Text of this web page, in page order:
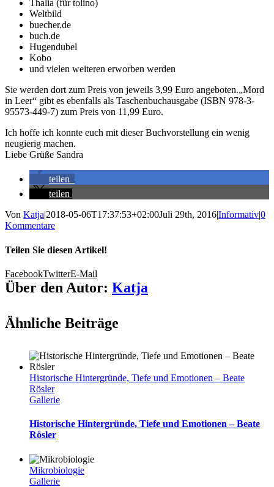
Thalia (für tolino)
Weltbild
buecher.de
buch.de
Hugendubel
Kobo
und vielen weiteren erworben werden
Sie werden dort zum Preis von jeweils 3,99 Euro angeboten.„Mord
in Leer“ gibt es ebenfalls als Taschenbuchausgabe (ISBN 978-3-
95573-449-7) zum Preis von 11,99 Euro.
Ich hoffe ich konnte euch mit dieser Buchvorstellung ein wenig
neugierig machen.
Liebe Grüße Sandra
teilen
teilen
Von Katja|2018-05-06T17:37:53+02:00Juli 29th, 2016|Informativ|0
Kommentare
Teilen Sie diesen Artikel!
FacebookTwitterE-Mail
Über den Autor: Katja
Ähnliche Beiträge
Historische Hintergründe, Tiefe und Emotionen – Beate
Rösler
Gallerie
Historische Hintergründe, Tiefe und Emotionen – Beate
Rösler
Mikrobiologie
Gallerie